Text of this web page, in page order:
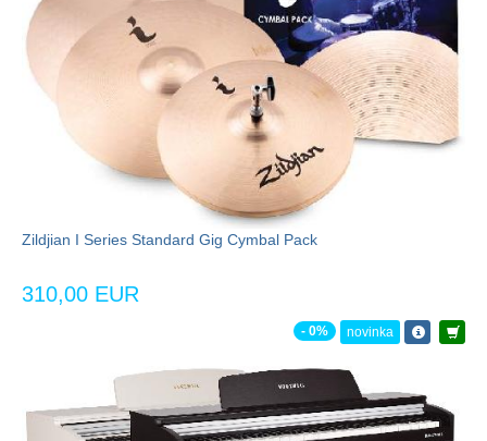
Zildjian I Series Standard Gig Cymbal Pack
310,00 EUR
- 0% novinka